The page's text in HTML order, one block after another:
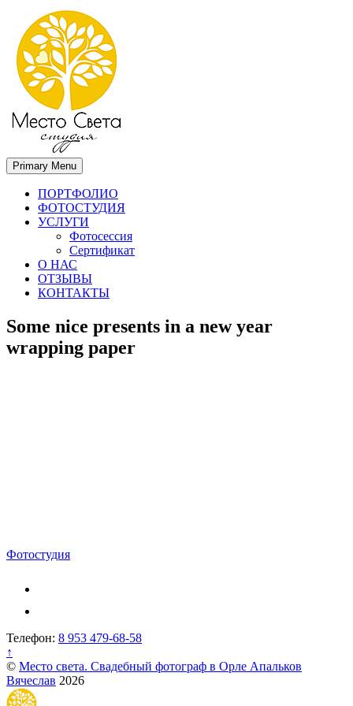
Место света. Свадебный фотограф в Орле Апальков Вячеслав
Свадебный фотограф в Орле
Primary Menu
ПОРТФОЛИО
ФОТОСТУДИЯ
УСЛУГИ
Фотосессия
Сертификат
О НАС
ОТЗЫВЫ
КОНТАКТЫ
Some nice presents in a new year
wrapping paper
Навигация
Фотостудия
Телефон: 8 953 479-68-58
↑
© Место света. Свадебный фотограф в Орле Апальков
Вячеслав 2026